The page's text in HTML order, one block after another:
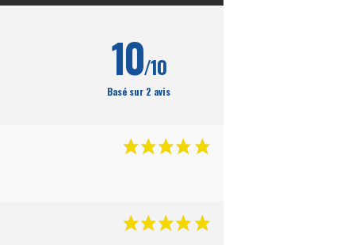
10/10
Basé sur 2 avis